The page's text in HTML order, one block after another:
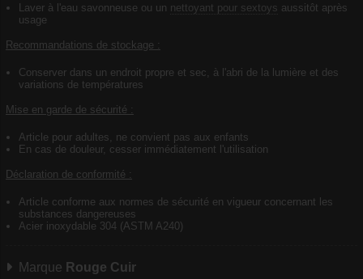
Laver à l'eau savonneuse ou un nettoyant pour sextoys aussitôt après
usage
Recommandations de stockage :
Conserver dans un endroit propre et sec, à l'abri de la lumière et des
variations de températures
Mise en garde de sécurité :
Article pour adultes, ne convient pas aux enfants
En cas de douleur, cesser immédiatement l'utilisation
Déclaration de conformité :
Article conforme aux normes de sécurité en vigueur concernant les
substances dangereuses
Acier inoxydable 304 (ASTM A240)
Marque Rouge Cuir